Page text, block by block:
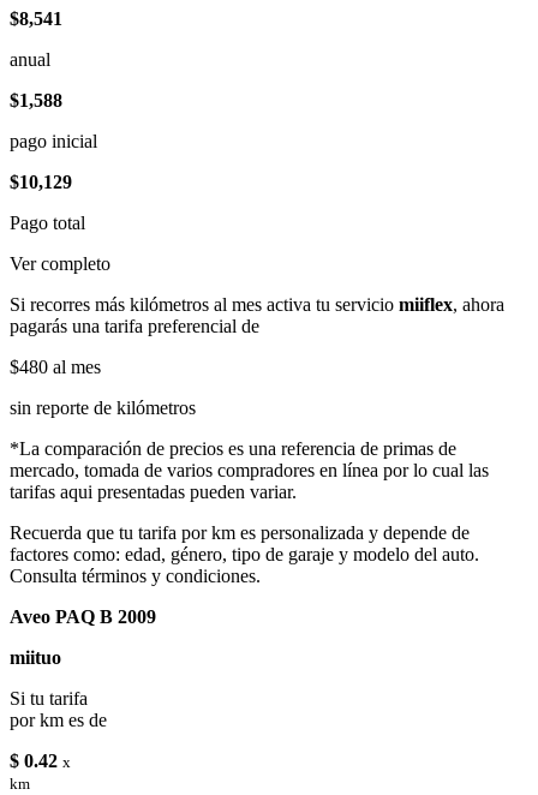
$8,541
anual
$1,588
pago inicial
$10,129
Pago total
Ver completo
Si recorres más kilómetros al mes activa tu servicio miiflex, ahora
pagarás una tarifa preferencial de
$480 al mes
sin reporte de kilómetros
*La comparación de precios es una referencia de primas de
mercado, tomada de varios compradores en línea por lo cual las
tarifas aqui presentadas pueden variar.
Recuerda que tu tarifa por km es personalizada y depende de
factores como: edad, género, tipo de garaje y modelo del auto.
Consulta términos y condiciones.
Aveo PAQ B 2009
miituo
Si tu tarifa
por km es de
$ 0.42 x
km